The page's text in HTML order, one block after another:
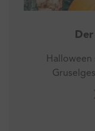
16
viel